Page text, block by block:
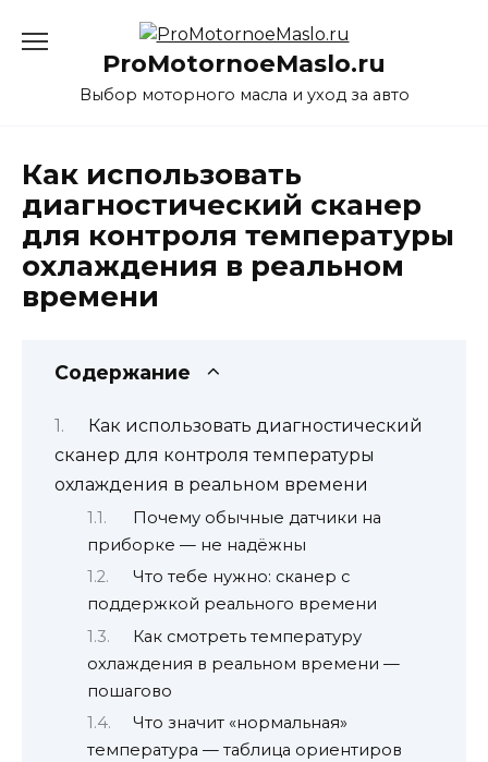
содержаниюProMotornoeMaslo.ru
Выбор моторного масла и уход за авто
Как использовать
диагностический сканер
для контроля температуры
охлаждения в реальном
времени
Содержание
Как использовать диагностический
сканер для контроля температуры
охлаждения в реальном времени
Почему обычные датчики на
приборке — не надёжны
Что тебе нужно: сканер с
поддержкой реального времени
Как смотреть температуру
охлаждения в реальном времени —
пошагово
Что значит «нормальная»
температура — таблица ориентиров